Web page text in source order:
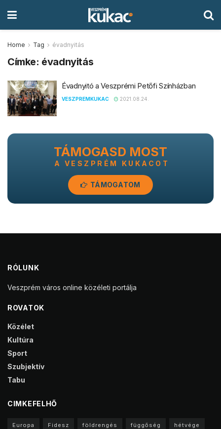
Home Tag évadnyitás
Címke: évadnyitás
Évadnyitó a Veszprémi Petőfi Színházban
VESZPREMKUKAC 2021.08.24.
TÁMOGASD MOST
A VESZPRÉM KUKACOT
TÁMOGATOM
RÓLUNK
Veszprém város online közéleti portálja
ROVATOK
Közélet
Kultúra
Sport
Szubjektív
Tabu
CIMKEFELHŐ
Europa Fidesz földrengés függőség hétvége